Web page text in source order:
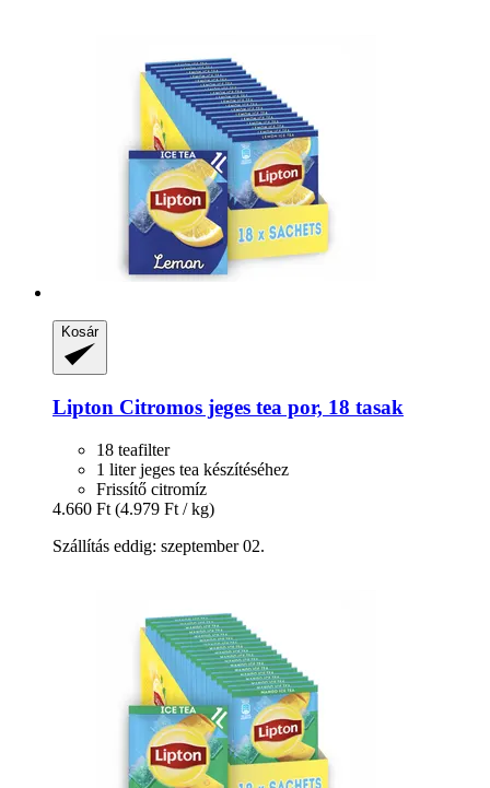
Kosár
Lipton Citromos jeges tea por, 18 tasak
18 teafilter
1 liter jeges tea készítéséhez
Frissítő citromíz
4.660 Ft (4.979 Ft / kg)
Szállítás eddig: szeptember 02.